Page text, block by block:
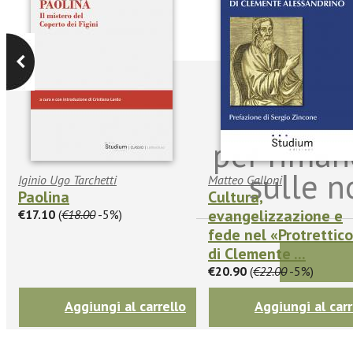
Iginio Ugo Tarchetti
Paolina
€17.10 (€18.00-5%)
Aggiungi al carrello
Matteo Galloni
Cultura,
evangelizzazione e
fede nel
di Clemente ...
€20.90 (€22.00-5%)
Aggiungi al
Iscriviti
per
sulle